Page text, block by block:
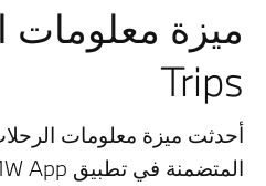
Trips